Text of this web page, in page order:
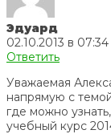
Эдуард
02.10.2013 в 07:34
Ответить
Уважаемая
напрямую с
где можно
учебный курс